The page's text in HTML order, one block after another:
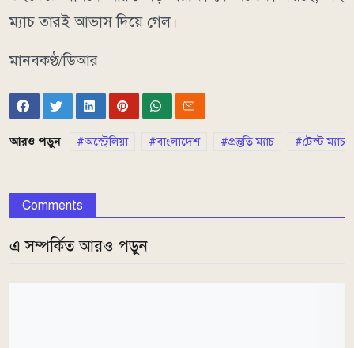
ম্যাচ তারই আভাস দিয়ে গেল।
মানবকণ্ঠ/ডিআর
আরও পড়ুন অস্ট্রেলিয়া বাংলাদেশ প্রস্তুতি ম্যাচ টেস্ট ম্যাচ
Comments
এ সম্পর্কিত আরও পড়ুন